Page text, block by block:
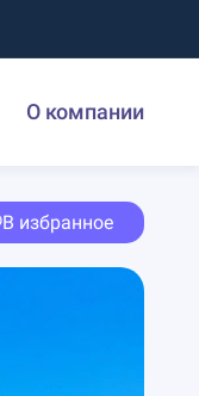
О компании
В избранное